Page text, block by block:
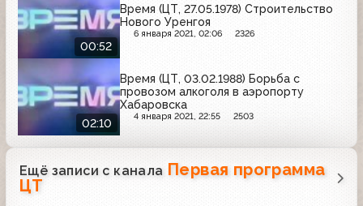
00:52
Время (ЦТ, 27.05.1978) Строительство
Нового Уренгоя
6 января 2021, 02:06 2326
02:10
Время (ЦТ, 03.02.1988) Борьба с
провозом алкоголя в аэропорту
Хабаровска
4 января 2021, 22:55 2503
Ещё записи с канала Первая программа
ЦТ